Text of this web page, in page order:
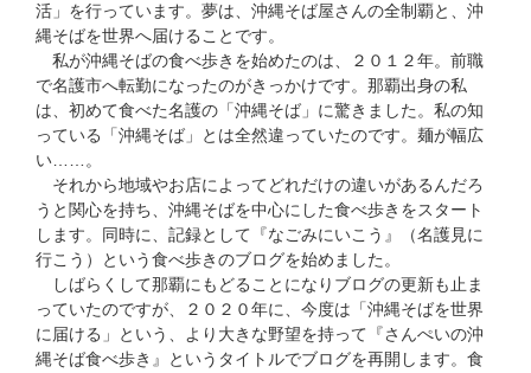
活」を行っています。夢は、沖縄そば屋さんの全制覇と、沖
縄そばを世界へ届けることです。
私が沖縄そばの食べ歩きを始めたのは、２０１２年。前職
で名護市へ転勤になったのがきっかけです。那覇出身の私
は、初めて食べた名護の「沖縄そば」に驚きました。私の知
っている「沖縄そば」とは全然違っていたのです。麺が幅広
い……。
それから地域やお店によってどれだけの違いがあるんだろ
うと関心を持ち、沖縄そばを中心にした食べ歩きをスタート
します。同時に、記録として『なごみにいこう』（名護見に
行こう）という食べ歩きのブログを始めました。
しばらくして那覇にもどることになりブログの更新も止ま
っていたのですが、２０２０年に、今度は「沖縄そばを世界
に届ける」という、より大きな野望を持って『さんぺいの沖
縄そば食べ歩き』というタイトルでブログを再開します。食